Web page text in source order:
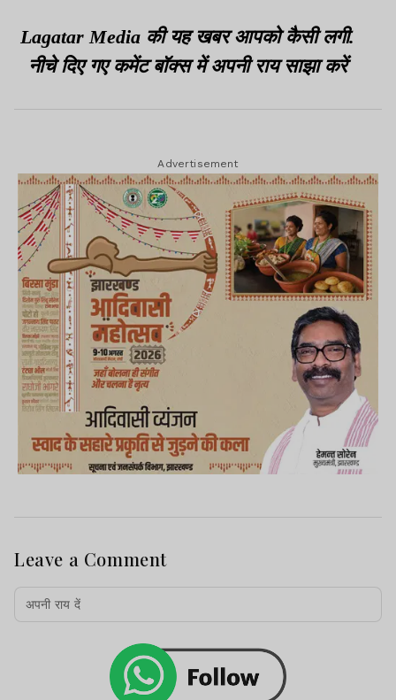
Lagatar Media की यह खबर आपको कैसी लगी.
नीचे दिए गए कमेंट बॉक्स में अपनी राय साझा करें
Advertisement
Leave a Comment